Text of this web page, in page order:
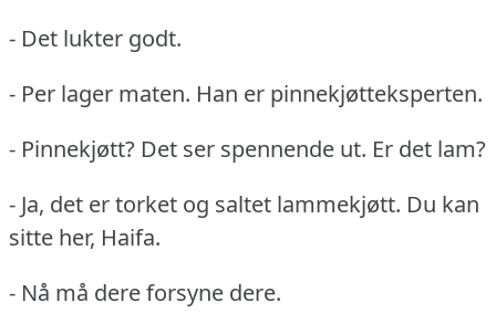
- Det lukter godt.
- Per lager maten. Han er pinnekjøtteksperten.
- Pinnekjøtt? Det ser spennende ut. Er det lam?
- Ja, det er torket og saltet lammekjøtt. Du kan
sitte her, Haifa.
- Nå må dere forsyne dere.